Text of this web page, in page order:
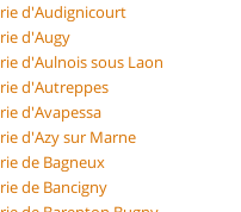
d'Audignicourt
d'Augy
d'Aulnois sous Laon
d'Autreppes
d'Avapessa
d'Azy sur Marne
de Bagneux
de Bancigny